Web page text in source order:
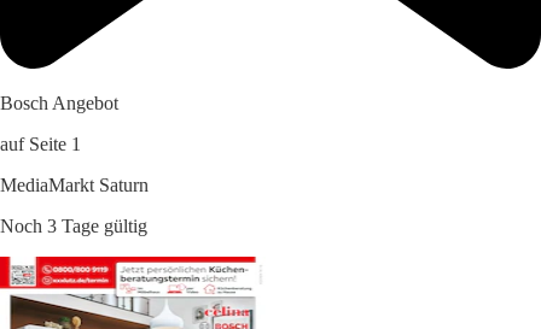
Bosch Angebot
auf Seite 1
MediaMarkt Saturn
Noch 3 Tage gültig